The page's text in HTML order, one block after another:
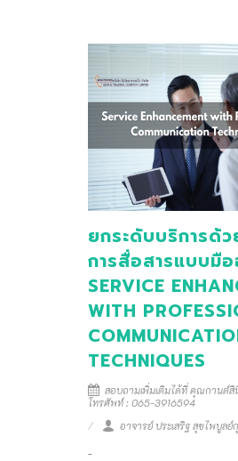
ยกระดับบริการด้
การสื่อสารแบบมื
SERVICE
WITH
TECHNIQUES
สอบถามเพิ่มเติมได้ที่ คุณกานต์
โทรศัพท์ : 065-3916594
อาจารย์ ประเสริฐ สุขไพบูลย์
-